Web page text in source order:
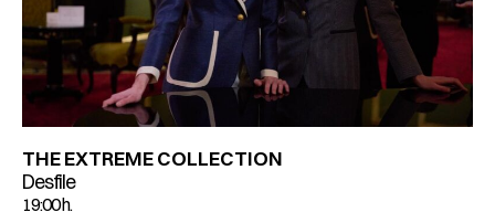
THE EXTREME COLLECTION
Desfile
19:00 h.